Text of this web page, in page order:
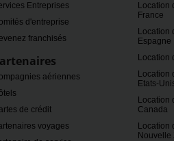
Entreprises
d'entreprise
franchisés
aériennes
de crédit
voyages
Location
France
Location
Espagne
Location
Location
Etats-
Location
Canada
Location
Nouvelle